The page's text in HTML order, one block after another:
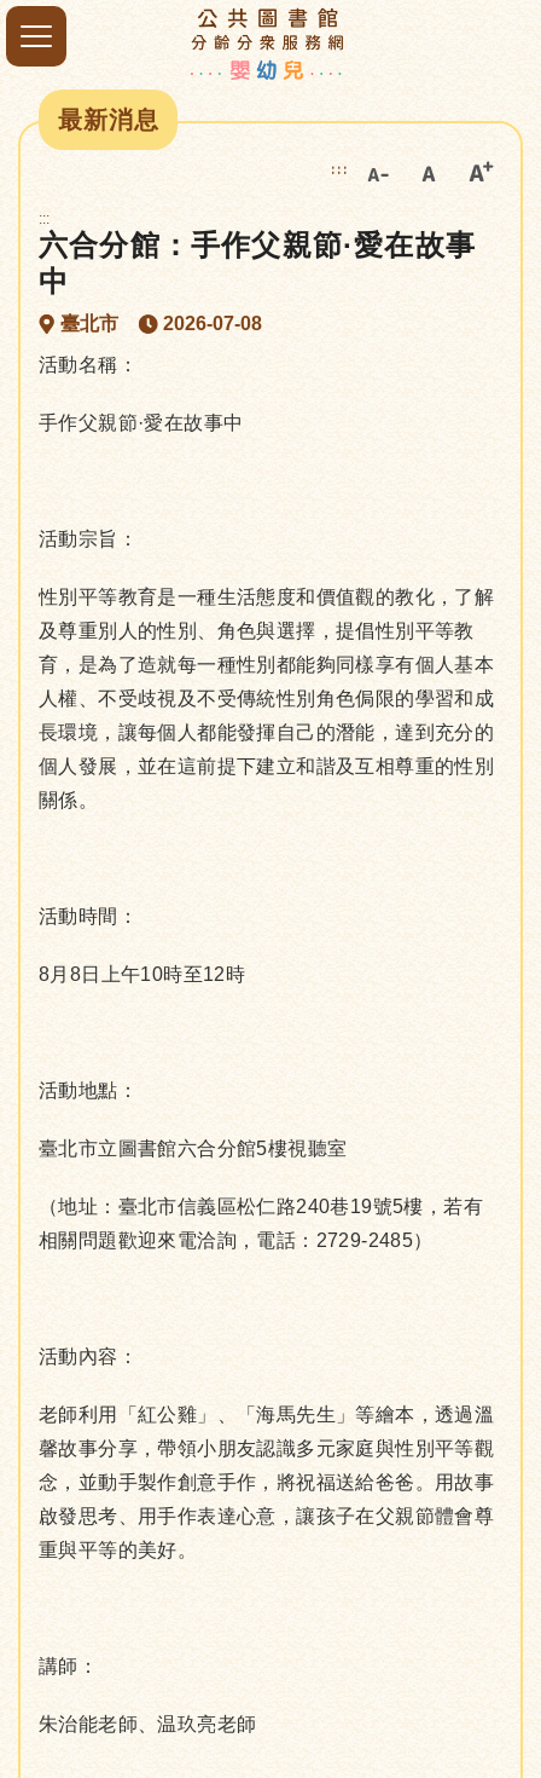
最新消息
:::
:::
六合分館：手作父親節·愛在故事
中
臺北市
2026-07-08
活動名稱：
手作父親節·愛在故事中
活動宗旨：
性別平等教育是一種生活態度和價值觀的教化，了解
及尊重別人的性別、角色與選擇，提倡性別平等教
育，是為了造就每一種性別都能夠同樣享有個人基本
人權、不受歧視及不受傳統性別角色侷限的學習和成
長環境，讓每個人都能發揮自己的潛能，達到充分的
個人發展，並在這前提下建立和諧及互相尊重的性別
關係。
活動時間：
8月8日上午10時至12時
活動地點：
臺北市立圖書館六合分館5樓視聽室
（地址：臺北市信義區松仁路240巷19號5樓，若有
相關問題歡迎來電洽詢，電話：2729-2485）
活動內容：
老師利用「紅公雞」、「海馬先生」等繪本，透過溫
馨故事分享，帶領小朋友認識多元家庭與性別平等觀
念，並動手製作創意手作，將祝福送給爸爸。用故事
啟發思考、用手作表達心意，讓孩子在父親節體會尊
重與平等的美好。
講師：
朱治能老師、温玖亮老師